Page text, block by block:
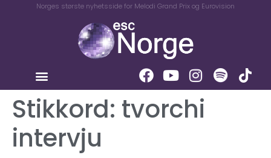
Norges største nyhetsside for Melodi Grand Prix og Eurovision
Stikkord: tvorchi
intervju